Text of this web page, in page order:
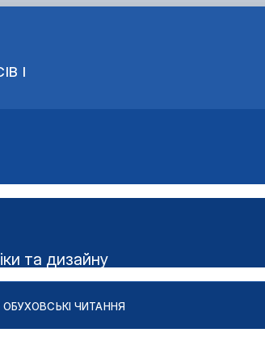
І
та дизайну
ОБУХОВСЬКІ ЧИТАННЯ